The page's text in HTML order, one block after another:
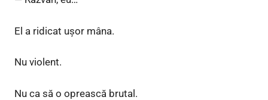
El a ridicat ușor mâna.
Nu violent.
Nu ca să o oprească brutal.